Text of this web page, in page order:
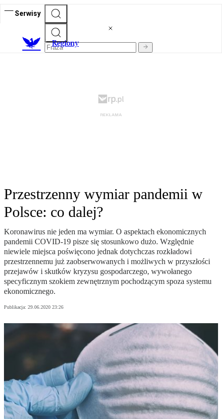
Serwisy
Regiony
Przestrzenny wymiar pandemii w
Polsce: co dalej?
Koronawirus nie jeden ma wymiar. O aspektach ekonomicznych
pandemii COVID-19 pisze się stosunkowo dużo. Względnie
niewiele miejsca poświęcono jednak dotychczas rozkładowi
przestrzennemu już zaobserwowanych i możliwych w przyszłości
przejawów i skutków kryzysu gospodarczego, wywołanego
specyficznym szokiem zewnętrznym pochodzącym spoza systemu
ekonomicznego.
Publikacja: 29.06.2020 23:26